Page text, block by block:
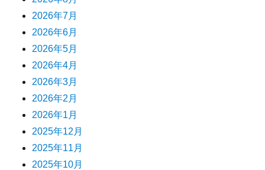
2026年7月
2026年6月
2026年5月
2026年4月
2026年3月
2026年2月
2026年1月
2025年12月
2025年11月
2025年10月